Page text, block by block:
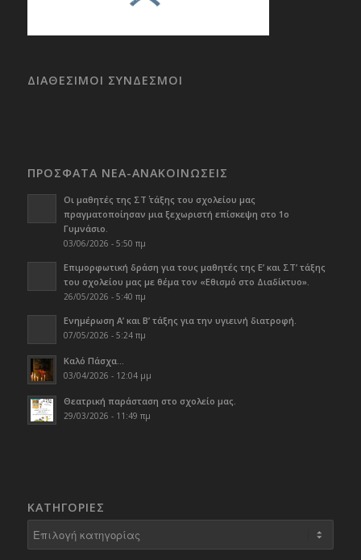
ΔΙΑΘΕΣΙΜΟΙ ΣΥΝΔΕΣΜΟΙ
ΠΡΟΣΦΑΤΑ ΝΕΑ-ΑΝΑΚΟΙΝΩΣΕΙΣ
Οι μαθητές της ΣΤ΄ τάξης του σχολείου μας
πραγματοποίησαν μια ξεχωριστή επίσκεψη στο 1ο
Γυμνάσιο.
03/06/2026 - 5:50 πμ
Επιμορφωτική δράση για τους μαθητές της Ε’ και ΣΤ’ τάξης
του σχολείου μας με θέμα τον «Εθισμό στο Διαδίκτυο».
26/05/2026 - 5:40 πμ
Ενημέρωση Α’ και Β’ τάξης για την υγιεινή διατροφή.
07/05/2026 - 5:24 πμ
Καλό Πάσχα…
03/04/2026 - 12:04 μμ
Θεατρική παράσταση στο σχολείο μας.
29/03/2026 - 11:49 πμ
KΑΤΗΓΟΡΊΕΣ